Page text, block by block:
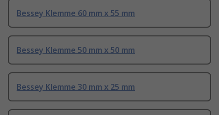
Bessey Klemme 60 mm x 55 mm
Bessey Klemme 50 mm x 50 mm
Bessey Klemme 30 mm x 25 mm